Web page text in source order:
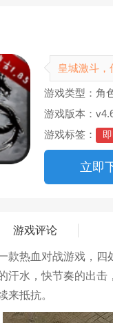
皇城激斗，
游戏类型：角
游戏版本：
游戏标签：
立即
游戏评论
款热血对战游戏，
汗水，快节奏的出
来抵抗。